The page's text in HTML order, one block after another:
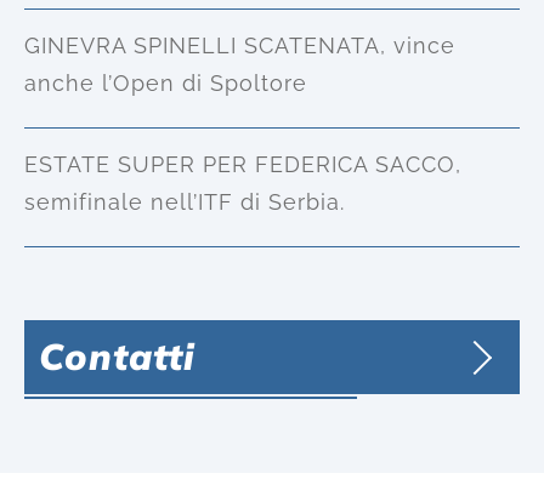
GINEVRA SPINELLI SCATENATA, vince
anche l’Open di Spoltore
ESTATE SUPER PER FEDERICA SACCO,
semifinale nell’ITF di Serbia.
Contatti